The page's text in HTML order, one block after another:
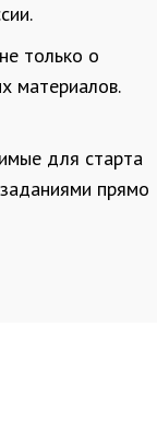
только о
материалов.
для старта
прямо